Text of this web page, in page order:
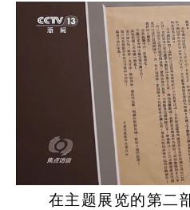
在主题展览的第二部